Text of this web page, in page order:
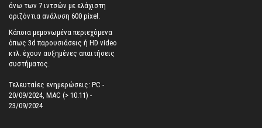
άνω των 7 ιντσών με ελάχιστη
οριζόντια ανάλυση 600 pixel.
Κάποια μεμονωμένα περιεχόμενα
όπως 3d παρουσιάσεις ή HD video
κτλ. έχουν αυξημένες απαιτήσεις
συστήματος.
Τελευταίες ενημερώσεις: PC -
20/09/2024, MAC (> 10.11) -
23/09/2024